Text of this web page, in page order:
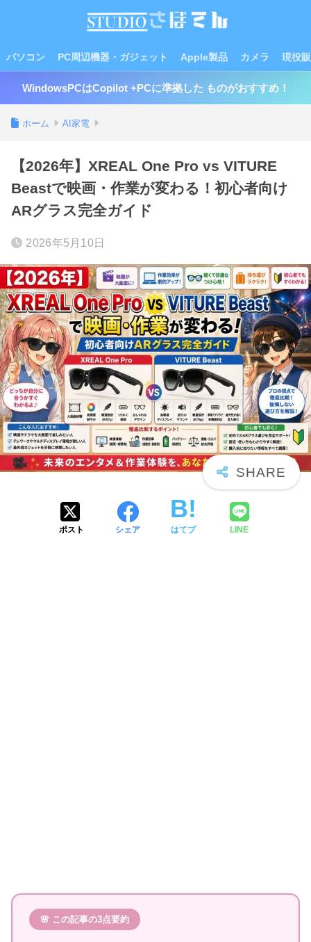
パソコン PC周辺機器・ガジェット Apple製品 カメラ 現役
WindowsPCはCopilot +PCに準拠した ものがおすすめ！
ホーム AI家電
【2026年】XREAL One Pro vs VITURE
Beastで映画・作業が変わる！初心者向け
ARグラス完全ガイド
2026年5月10日
ポスト シェア はてブ LINE
🌸 この記事の3点要約